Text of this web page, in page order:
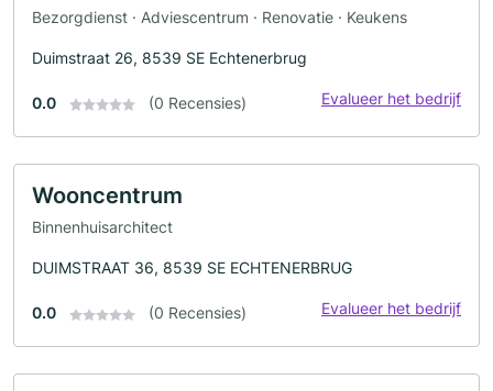
Bezorgdienst · Adviescentrum · Renovatie · Keukens
Duimstraat 26, 8539 SE Echtenerbrug
0.0 (0 Recensies) Evalueer het bedrijf
Wooncentrum
Binnenhuisarchitect
DUIMSTRAAT 36, 8539 SE ECHTENERBRUG
0.0 (0 Recensies) Evalueer het bedrijf